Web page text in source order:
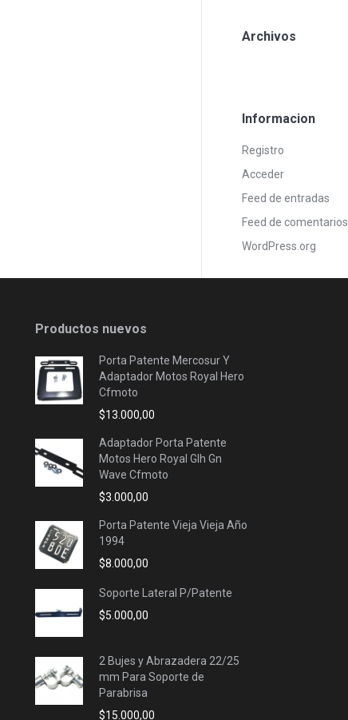
Archivos
Informacion
Registro
Acceder
Feed de entradas
Feed de comentarios
WordPress.org
Productos nuevos
Porta Patente Mercosur Y
Adaptador Motos Royal Hero
Cfmoto
$13.000,00
Adaptador Porta Patente
Motos Hero Royal Glh Gn
Wave Cfmoto
$3.000,00
Porta Patente Vieja Vieja Año
1994
$8.000,00
Soporte Lateral P/Patente
$5.000,00
2 Bujes y Abrazadera 22/25
mm Para Soporte de
Parabrisa
$15.000,00